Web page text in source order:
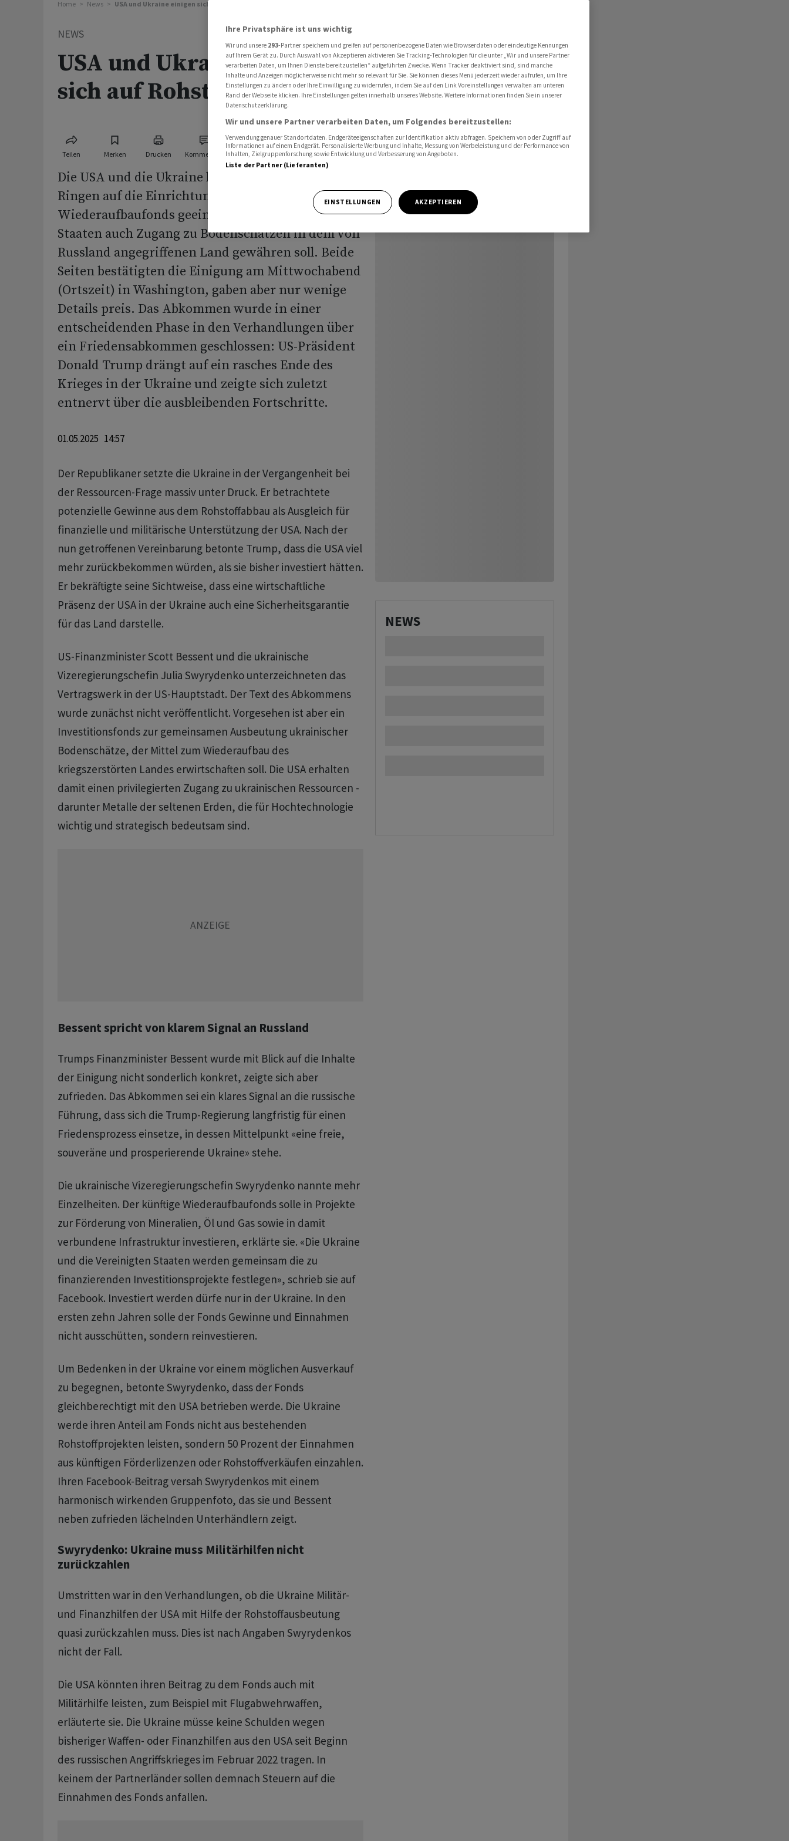
Home News USA und Ukraine einigen sich auf Rohstoffabkommen
NEWS
USA und Ukraine einigen
sich auf Rohstoffabkommen
Teilen Merken Drucken Kommentare
Die USA und die Ukraine haben sich nach langem
Ringen auf die Einrichtung eines
Wiederaufbaufonds geeinigt, der den Vereinigten
Staaten auch Zugang zu Bodenschätzen in dem von
Russland angegriffenen Land gewähren soll. Beide
Seiten bestätigten die Einigung am Mittwochabend
(Ortszeit) in Washington, gaben aber nur wenige
Details preis. Das Abkommen wurde in einer
entscheidenden Phase in den Verhandlungen über
ein Friedensabkommen geschlossen: US-Präsident
Donald Trump drängt auf ein rasches Ende des
Krieges in der Ukraine und zeigte sich zuletzt
entnervt über die ausbleibenden Fortschritte.
01.05.2025 14:57
Der Republikaner setzte die Ukraine in der Vergangenheit bei
der Ressourcen-Frage massiv unter Druck. Er betrachtete
potenzielle Gewinne aus dem Rohstoffabbau als Ausgleich für
finanzielle und militärische Unterstützung der USA. Nach der
nun getroffenen Vereinbarung betonte Trump, dass die USA viel
mehr zurückbekommen würden, als sie bisher investiert hätten.
Er bekräftigte seine Sichtweise, dass eine wirtschaftliche
Präsenz der USA in der Ukraine auch eine Sicherheitsgarantie
für das Land darstelle.
US-Finanzminister Scott Bessent und die ukrainische
Vizeregierungschefin Julia Swyrydenko unterzeichneten das
Vertragswerk in der US-Hauptstadt. Der Text des Abkommens
wurde zunächst nicht veröffentlicht. Vorgesehen ist aber ein
Investitionsfonds zur gemeinsamen Ausbeutung ukrainischer
Bodenschätze, der Mittel zum Wiederaufbau des
kriegszerstörten Landes erwirtschaften soll. Die USA erhalten
damit einen privilegierten Zugang zu ukrainischen Ressourcen -
darunter Metalle der seltenen Erden, die für Hochtechnologie
wichtig und strategisch bedeutsam sind.
Bessent spricht von klarem Signal an Russland
Trumps Finanzminister Bessent wurde mit Blick auf die Inhalte
der Einigung nicht sonderlich konkret, zeigte sich aber
zufrieden. Das Abkommen sei ein klares Signal an die russische
Führung, dass sich die Trump-Regierung langfristig für einen
Friedensprozess einsetze, in dessen Mittelpunkt «eine freie,
souveräne und prosperierende Ukraine» stehe.
Die ukrainische Vizeregierungschefin Swyrydenko nannte mehr
Einzelheiten. Der künftige Wiederaufbaufonds solle in Projekte
zur Förderung von Mineralien, Öl und Gas sowie in damit
verbundene Infrastruktur investieren, erklärte sie. «Die Ukraine
und die Vereinigten Staaten werden gemeinsam die zu
finanzierenden Investitionsprojekte festlegen», schrieb sie auf
Facebook. Investiert werden dürfe nur in der Ukraine. In den
ersten zehn Jahren solle der Fonds Gewinne und Einnahmen
nicht ausschütten, sondern reinvestieren.
Um Bedenken in der Ukraine vor einem möglichen Ausverkauf
zu begegnen, betonte Swyrydenko, dass der Fonds
gleichberechtigt mit den USA betrieben werde. Die Ukraine
werde ihren Anteil am Fonds nicht aus bestehenden
Rohstoffprojekten leisten, sondern 50 Prozent der Einnahmen
aus künftigen Förderlizenzen oder Rohstoffverkäufen einzahlen.
Ihren Facebook-Beitrag versah Swyrydenkos mit einem
harmonisch wirkenden Gruppenfoto, das sie und Bessent
neben zufrieden lächelnden Unterhändlern zeigt.
Swyrydenko: Ukraine muss Militärhilfen nicht
zurückzahlen
Umstritten war in den Verhandlungen, ob die Ukraine Militär-
und Finanzhilfen der USA mit Hilfe der Rohstoffausbeutung
quasi zurückzahlen muss. Dies ist nach Angaben Swyrydenkos
nicht der Fall.
Die USA könnten ihren Beitrag zu dem Fonds auch mit
Militärhilfe leisten, zum Beispiel mit Flugabwehrwaffen,
erläuterte sie. Die Ukraine müsse keine Schulden wegen
bisheriger Waffen- oder Finanzhilfen aus den USA seit Beginn
des russischen Angriffskrieges im Februar 2022 tragen. In
keinem der Partnerländer sollen demnach Steuern auf die
Einnahmen des Fonds anfallen.
NEWS
Ihre Privatsphäre ist uns wichtig
Wir und unsere 293-Partner speichern und greifen auf personenbezogene Daten wie Browserdaten oder eindeutige Kennungen
auf Ihrem Gerät zu. Durch Auswahl von Akzeptieren aktivieren Sie Tracking-Technologien für die unter „Wir und unsere Partner
verarbeiten Daten, um Ihnen Dienste bereitzustellen“ aufgeführten Zwecke. Wenn Tracker deaktiviert sind, sind manche
Inhalte und Anzeigen möglicherweise nicht mehr so relevant für Sie. Sie können dieses Menü jederzeit wieder aufrufen, um Ihre
Einstellungen zu ändern oder Ihre Einwilligung zu widerrufen, indem Sie auf den Link Voreinstellungen verwalten am unteren
Rand der Webseite klicken. Ihre Einstellungen gelten innerhalb unseres Website. Weitere Informationen finden Sie in unserer
Datenschutzerklärung.
Wir und unsere Partner verarbeiten Daten, um Folgendes bereitzustellen:
Verwendung genauer Standortdaten. Endgeräteeigenschaften zur Identifikation aktiv abfragen. Speichern von oder Zugriff auf
Informationen auf einem Endgerät. Personalisierte Werbung und Inhalte, Messung von Werbeleistung und der Performance von
Inhalten, Zielgruppenforschung sowie Entwicklung und Verbesserung von Angeboten.
Liste der Partner (Lieferanten)
EINSTELLUNGEN AKZEPTIEREN